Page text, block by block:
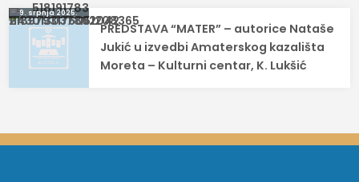
9. srpnja 2025.
PREDSTAVA “MATER” – autorice Nataše
Jukić u izvedbi Amaterskog kazališta
Moreta – Kulturni centar, K. Lukšić